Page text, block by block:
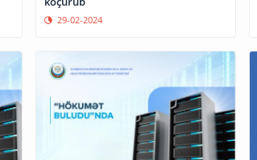
29-02-2024